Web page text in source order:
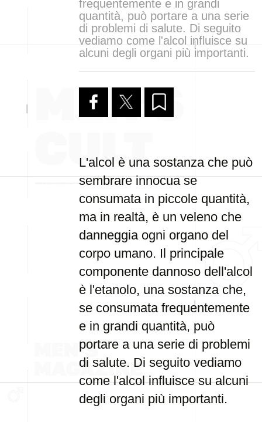
frequentemente e in grandi
quantità, può portare a una serie
di problemi di salute. Di seguito
vediamo come l'alcol influisce su
alcuni degli organi più importanti.
L'alcol è una sostanza che può
sembrare innocua se
consumata in piccole quantità,
ma in realtà, è un veleno che
danneggia ogni organo del
corpo umano. Il principale
componente dannoso dell'alcol
è l'etanolo, una sostanza che,
se consumata frequentemente
e in grandi quantità, può
portare a una serie di problemi
di salute. Di seguito vediamo
come l'alcol influisce su alcuni
degli organi più importanti.